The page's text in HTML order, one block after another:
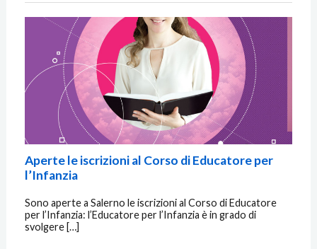
Aperte le iscrizioni al Corso di Educatore per
l’Infanzia
Sono aperte a Salerno le iscrizioni al Corso di Educatore
per l’Infanzia: l’Educatore per l’Infanzia è in grado di
svolgere […]